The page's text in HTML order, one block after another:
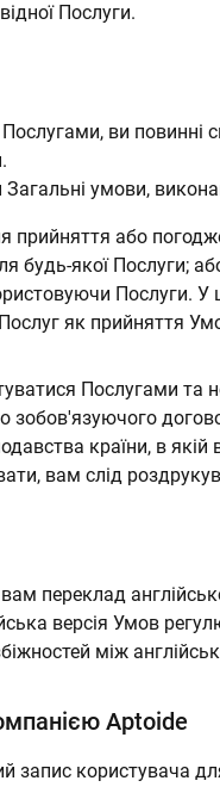
Послуги.
ви повинні
умови,
прийняття або
будь-якої Послуги;
Послуги. У
як прийняття
Послугами та
країни, в
вам слід
переклад
версія Умов
між
Aptoide
запис користувача